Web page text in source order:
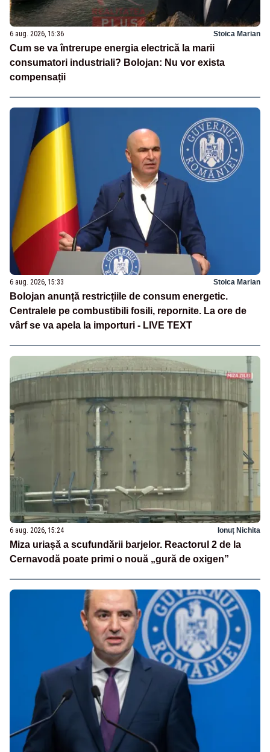
6 aug. 2026, 15:36 Stoica Marian
Cum se va întrerupe energia electrică la marii
consumatori industriali? Bolojan: Nu vor exista
compensații
6 aug. 2026, 15:33 Stoica Marian
Bolojan anunță restricțiile de consum energetic.
Centralele pe combustibili fosili, repornite. La ore de
vârf se va apela la importuri - LIVE TEXT
6 aug. 2026, 15:24 Ionuț Nichita
Miza uriașă a scufundării barjelor. Reactorul 2 de la
Cernavodă poate primi o nouă „gură de oxigen”